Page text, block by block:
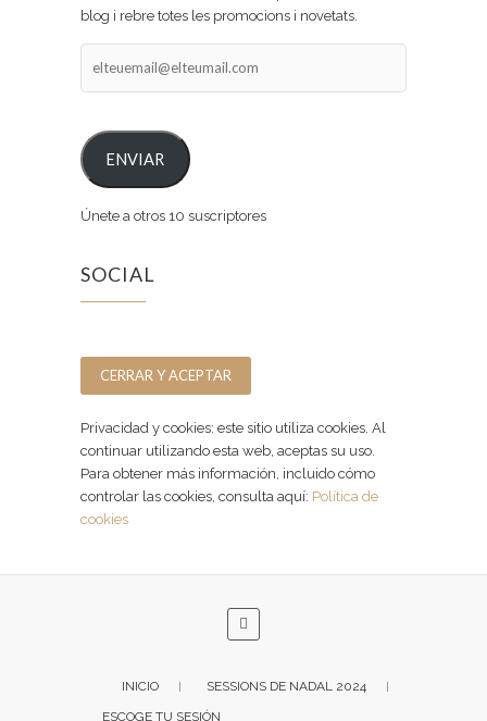
blog i rebre totes les promocions i novetats.
ENVIAR
Únete a otros 10 suscriptores
SOCIAL
Privacidad y cookies: este sitio utiliza cookies. Al
continuar utilizando esta web, aceptas su uso.
Para obtener más información, incluido cómo
controlar las cookies, consulta aquí: Política de
cookies
INICIO
SESSIONS DE NADAL 2024
ESCOGE TU SESIÓN